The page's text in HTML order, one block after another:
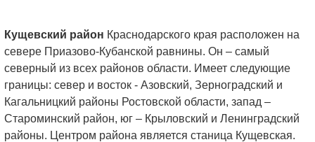
Кущевский район Краснодарского края расположен на
севере Приазово-Кубанской равнины. Он – самый
северный из всех районов области. Имеет следующие
границы: север и восток - Азовский, Зерноградский и
Кагальницкий районы Ростовской области, запад –
Староминский район, юг – Крыловский и Ленинградский
районы. Центром района является станица Кущевская.